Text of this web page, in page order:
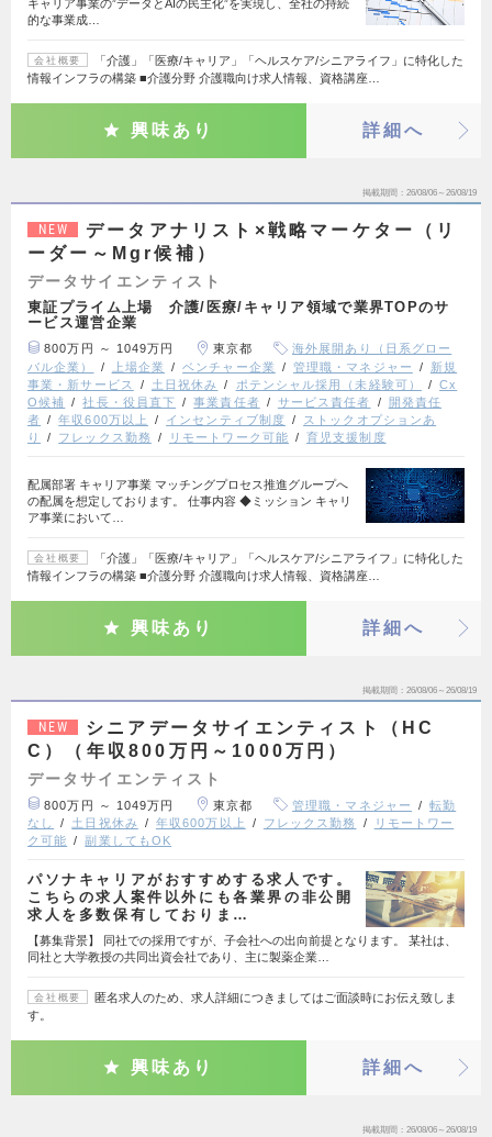
キャリア事業の”データとAIの民主化”を実現し、全社の持続
的な事業成…
会社概要
「介護」「医療/キャリア」「ヘルスケア/シニアライフ」に特化した
情報インフラの構築 ■介護分野 介護職向け求人情報、資格講座…
興味あり 詳細へ
掲載期間 26/08/06～26/08/19
NEW
データアナリスト×戦略マーケター（リ
ーダー～Mgr候補）
データサイエンティスト
東証プライム上場 介護/医療/キャリア領域で業界TOPのサ
ービス運営企業
800万円 ～ 1049万円 東京都
海外展開あり（日系グロー
バル企業）
上場企業 ベンチャー企業 管理職・マネジャー
新規
事業・新サービス
土日祝休み ポテンシャル採用（未経験可）
Cx
O候補
社長・役員直下 事業責任者 サービス責任者
開発責任
者
年収600万以上 インセンティブ制度
ストックオプションあ
り
フレックス勤務 リモートワーク可能 育児支援制度
配属部署 キャリア事業 マッチングプロセス推進グループへ
の配属を想定しております。 仕事内容 ◆ミッション キャリ
ア事業において…
会社概要
「介護」「医療/キャリア」「ヘルスケア/シニアライフ」に特化した
情報インフラの構築 ■介護分野 介護職向け求人情報、資格講座…
興味あり 詳細へ
掲載期間 26/08/06～26/08/19
NEW
シニアデータサイエンティスト（HC
C）（年収800万円～1000万円）
データサイエンティスト
800万円 ～ 1049万円 東京都 管理職・マネジャー
転勤
なし
土日祝休み 年収600万以上 フレックス勤務
リモートワー
ク可能
副業してもOK
パソナキャリアがおすすめする求人です。
こちらの求人案件以外にも各業界の非公開
求人を多数保有しておりま…
【募集背景】 同社での採用ですが、子会社への出向前提となります。 某社は、
同社と大学教授の共同出資会社であり、主に製薬企業…
会社概要
匿名求人のため、求人詳細につきましてはご面談時にお伝え致しま
す。
興味あり 詳細へ
掲載期間 26/08/06～26/08/19